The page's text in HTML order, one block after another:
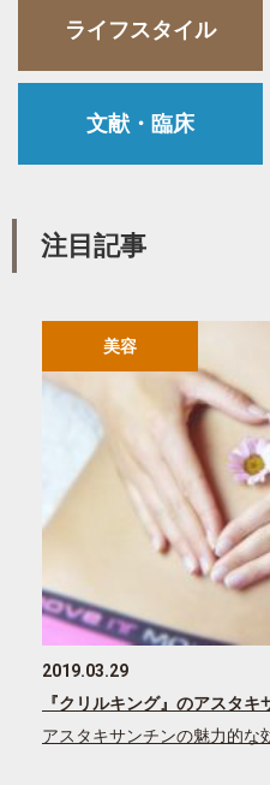
ライフスタイル
文献・臨床
注目記事
美容
2019.03.29
『クリルキング』のアスタキ
アスタキサンチンの魅力的な